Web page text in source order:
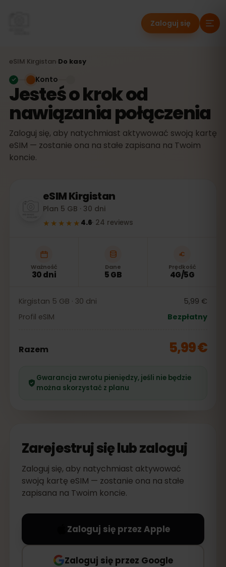
Zaloguj się
eSIM Kirgistan Do kasy
Jesteś o krok od
nawiązania połączenia
Zaloguj się, aby natychmiast aktywować swoją kartę
eSIM — zostanie ona na stałe zapisana na Twoim
koncie.
Konto
eSIMKirgistan
Plan 5 GB · 30 dni
★★★★★ 4.6· 24 reviews
Ważność
30 dni
Dane
5 GB
Prędkość
4G/5G
Kirgistan 5 GB · 30 dni
5,99 €
Profil eSIM
Bezpłatny
Razem 5,99 €
Gwarancja zwrotu pieniędzy, jeśli nie będzie
można skorzystać z planu
Zarejestruj się lub zaloguj
Zaloguj się, aby natychmiast aktywować
swoją kartę eSIM — zostanie ona na stałe
zapisana na Twoim koncie.
Zaloguj się przez Apple
Zaloguj się przez Google